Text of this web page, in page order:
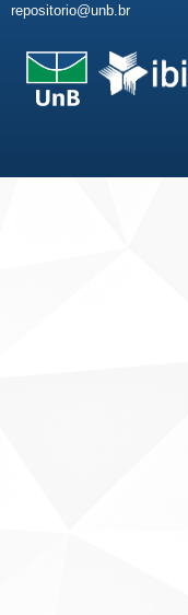
repositorio@unb.br